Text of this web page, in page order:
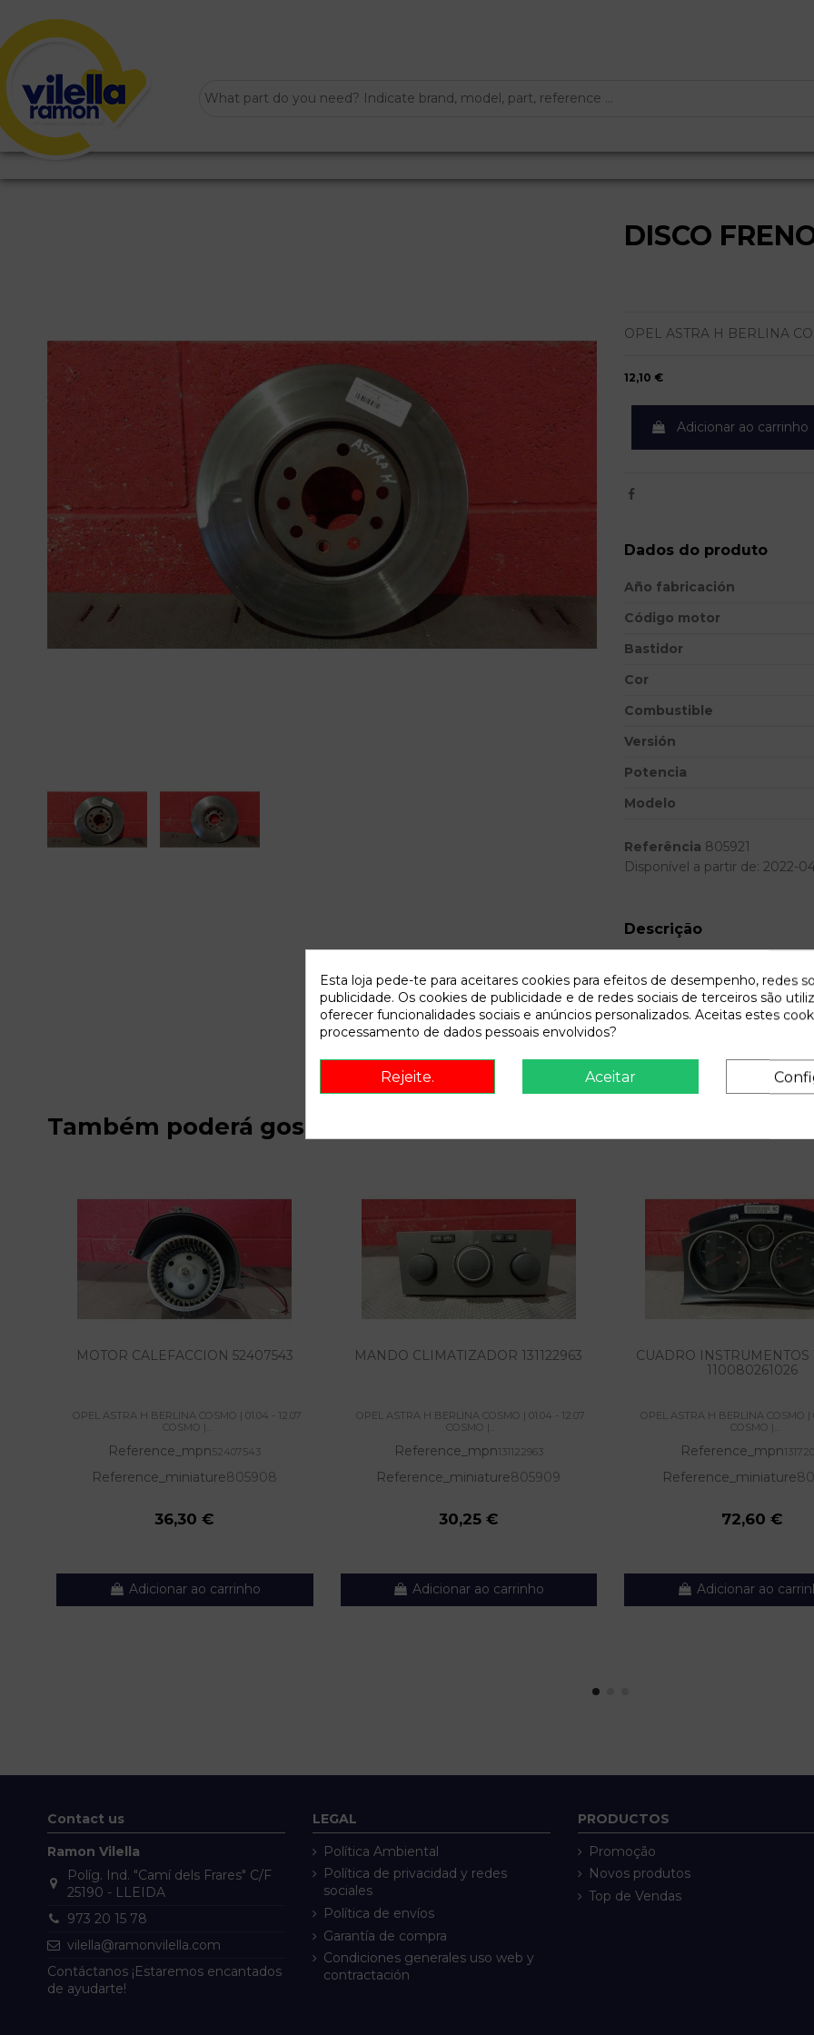
DISCO
OPEL ASTRA H BERLINA
12,10 €
Adicionar ao carrinho
Dados do produto
Año fabricación
Código motor
Bastidor
Cor
Combustible
Versión
Potencia
Modelo
Referência 805921
Disponível a partir de: 2022-
Descrição
Recambio de disco freno
cosmo | 01.04 - 12.07
Também poderá gostar
MOTOR CALEFACCION 52407543
OPEL ASTRA H BERLINA COSMO | 01.04 - 12.07
COSMO |...
Reference_mpn52407543
Reference_miniature805908
36,30 €
Adicionar ao carrinho
MANDO CLIMATIZADOR 131122963
OPEL ASTRA H BERLINA COSMO | 01.04 - 12.07
COSMO |...
Reference_mpn131122963
Reference_miniature805909
30,25 €
Adicionar ao carrinho
CUADRO INSTRUMENTOS
110080261026
OPEL ASTRA H BERLINA COSMO |
COSMO |...
Reference_mpn
Reference_miniature
72,60 €
Adicionar ao
Contact us
Ramon Vilella
Políg. Ind. "Camí dels Frares" C/F
25190 - LLEIDA
973 20 15 78
vilella@ramonvilella.com
Contáctanos ¡Estaremos encantados
de ayudarte!
LEGAL
Política Ambiental
Política de privacidad y redes
sociales
Política de envíos
Garantía de compra
Condiciones generales uso web y
contractación
PRODUCTOS
Promoção
Novos produtos
Top de Vendas
Esta loja pede-te para aceitares cookies para efeitos de desempenho, redes
publicidade. Os cookies de publicidade e de redes sociais de terceiros são
oferecer funcionalidades sociais e anúncios personalizados. Aceitas estes
processamento de dados pessoais envolvidos?
Rejeite. Aceitar